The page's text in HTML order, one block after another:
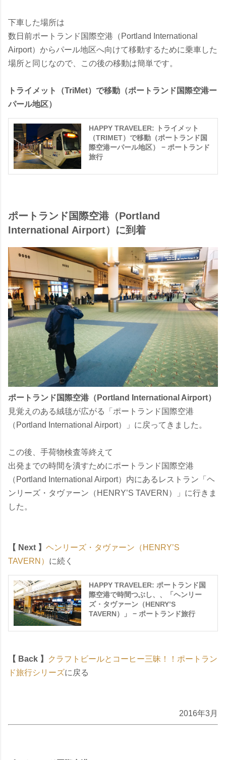
下車した場所は
数日前ポートランド国際空港（Portland International
Airport）からパール地区へ向けて移動するために乗車した
場所と同じなので、この後の移動は簡単です。
トライメット（TriMet）で移動（ポートランド国際空港ー
パール地区）
HAPPY TRAVELER: トライメット
（TRIMET）で移動（ポートランド国
際空港ーパール地区） − ポートランド
旅行
ポートランド国際空港（Portland
International Airport）に到着
ポートランド国際空港（Portland International Airport）
見覚えのある絨毯が広がる「ポートランド国際空港
（Portland International Airport）」に戻ってきました。
この後、手荷物検査等終えて
出発までの時間を潰すためにポートランド国際空港
（Portland International Airport）内にあるレストラン「ヘ
ンリーズ・タヴァーン（HENRY’S TAVERN）」に行きま
した。
【 Next 】 ヘンリーズ・タヴァーン（HENRY’S
TAVERN） に続く
HAPPY TRAVELER: ポートランド国
際空港で時間つぶし、、「ヘンリー
ズ・タヴァーン（HENRY’S
TAVERN）」 − ポートランド旅行
【 Back 】
クラフトビールとコーヒー三昧！！ポートラン
ド旅行シリーズに戻る
2016年3月